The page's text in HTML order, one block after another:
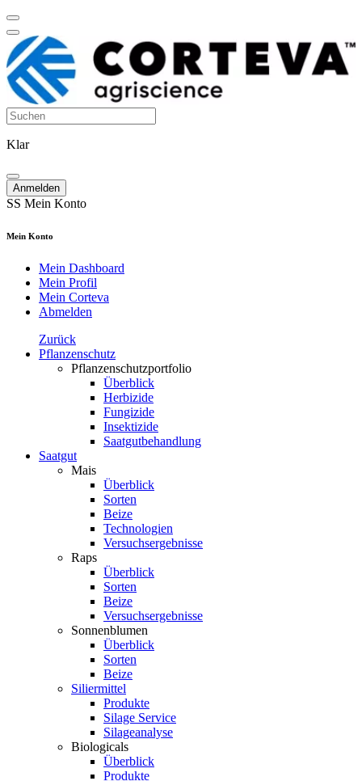
Klar
Anmelden
SS Mein Konto
Mein Konto
Mein Dashboard
Mein Profil
Mein Corteva
Abmelden
Zurück
Pflanzenschutz
Pflanzenschutzportfolio
Überblick
Herbizide
Fungizide
Insektizide
Saatgutbehandlung
Saatgut
Mais
Überblick
Sorten
Beize
Technologien
Versuchsergebnisse
Raps
Überblick
Sorten
Beize
Versuchsergebnisse
Sonnenblumen
Überblick
Sorten
Beize
Siliermittel
Produkte
Silage Service
Silageanalyse
Biologicals
Überblick
Produkte